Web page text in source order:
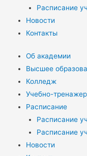
Расписание
Новости
Контакты
Об академии
Высшее
Колледж
Учебно-
Расписание
Расписание
Расписание
Новости